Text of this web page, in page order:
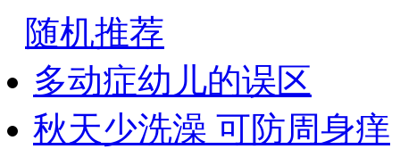
随机推荐
多动症幼儿的误区
秋天少洗澡 可防周身痒